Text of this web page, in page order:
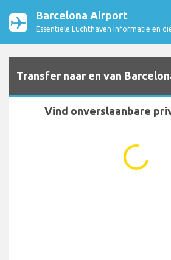
Barcelona Airport
Essentiële Luchthaven Informatie en
Transfer naar en van
Vind onverslaanbare
...